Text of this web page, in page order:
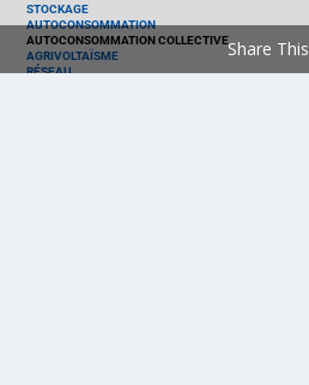
STOCKAGE
AUTOCONSOMMATION
AUTOCONSOMMATION COLLECTIVE
AGRIVOLTAÏSME
RÉSEAU
Share This